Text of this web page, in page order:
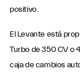
positivo.
El Levante está
Turbo de 350 CV o
caja de cambios